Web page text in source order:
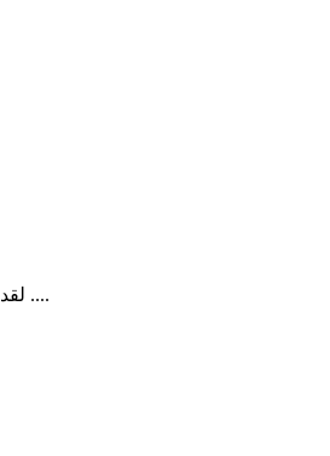
لقد تميز مركز تارجت للاستشارات والتدريب في كل شئ، من حيث حفاوة الاستقبال وكرم الضيافة والإقامة ....